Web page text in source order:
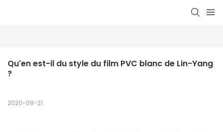
Qu'en est-il du style du film PVC blanc de Lin-Yang
?
2020-09-21